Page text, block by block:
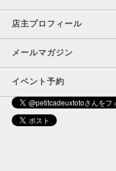
店主プロフィール
メールマガジン
イベント予約